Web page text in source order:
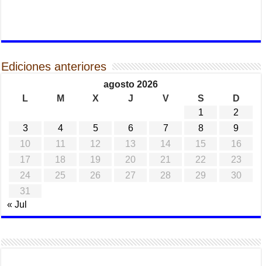
Ediciones anteriores
agosto 2026
L
M X J V S
D
1
2
3
4 5 6 7 8
9
10
11 12 13 14 15
16
17
18 19 20 21 22
23
24
25 26 27 28 29
30
31
« Jul